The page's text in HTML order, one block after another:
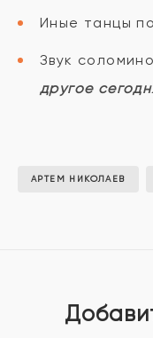
Иные танцы
Звук
другое
АРТЕМ НИКОЛАЕВ